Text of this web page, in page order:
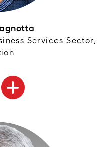
Services Sector,